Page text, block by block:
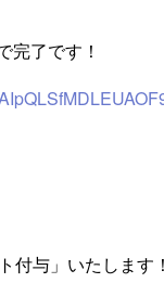
完了です！
付与」いたします！